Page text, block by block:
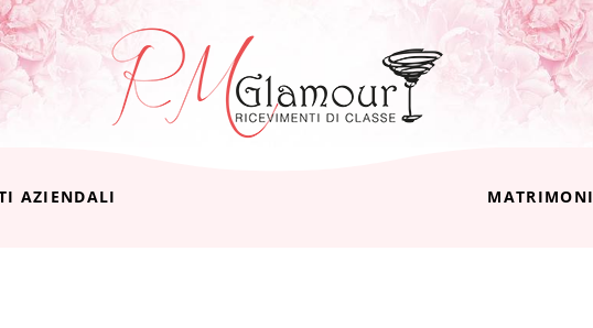
AZIENDALI MATRIMONI